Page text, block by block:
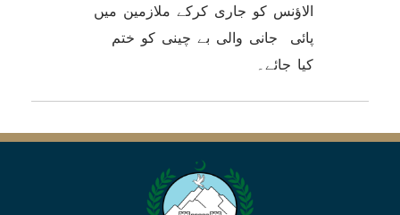
الاؤنس کو جاری کرکے ملازمین میں
پائی جانی والی بے چینی کو ختم
کیا جائے۔